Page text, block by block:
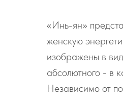
«Инь-ян»
женскую
изображены в
абсолютного - в
Независимо от